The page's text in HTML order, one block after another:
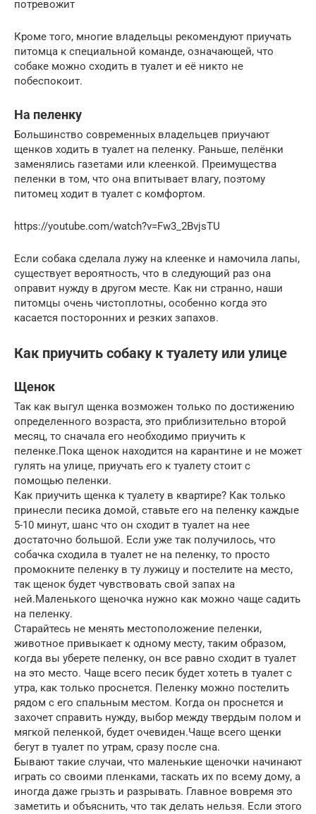
потревожит
Кроме того, многие владельцы рекомендуют приучать
питомца к специальной команде, означающей, что
собаке можно сходить в туалет и её никто не
побеспокоит.
На пеленку
Большинство современных владельцев приучают
щенков ходить в туалет на пеленку. Раньше, пелёнки
заменялись газетами или клеенкой. Преимущества
пеленки в том, что она впитывает влагу, поэтому
питомец ходит в туалет с комфортом.
https://youtube.com/watch?v=Fw3_2BvjsTU
Если собака сделала лужу на клеенке и намочила лапы,
существует вероятность, что в следующий раз она
оправит нужду в другом месте. Как ни странно, наши
питомцы очень чистоплотны, особенно когда это
касается посторонних и резких запахов.
Как приучить собаку к туалету или улице
Щенок
Так как выгул щенка возможен только по достижению
определенного возраста, это приблизительно второй
месяц, то сначала его необходимо приучить к
пеленке.Пока щенок находится на карантине и не может
гулять на улице, приучать его к туалету стоит с
помощью пеленки.
Как приучить щенка к туалету в квартире? Как только
принесли песика домой, ставьте его на пеленку каждые
5-10 минут, шанс что он сходит в туалет на нее
достаточно большой. Если уже так получилось, что
собачка сходила в туалет не на пеленку, то просто
промокните пеленку в ту лужицу и постелите на место,
так щенок будет чувствовать свой запах на
ней.Маленького щеночка нужно как можно чаще садить
на пеленку.
Старайтесь не менять местоположение пеленки,
животное привыкает к одному месту, таким образом,
когда вы уберете пеленку, он все равно сходит в туалет
на это место. Чаще всего песик будет хотеть в туалет с
утра, как только проснется. Пеленку можно постелить
рядом с его спальным местом. Когда он проснется и
захочет справить нужду, выбор между твердым полом и
мягкой пеленкой, будет очевиден.Чаще всего щенки
бегут в туалет по утрам, сразу после сна.
Бывают такие случаи, что маленькие щеночки начинают
играть со своими пленками, таскать их по всему дому, а
иногда даже грызть и разрывать. Главное вовремя это
заметить и объяснить, что так делать нельзя. Если этого